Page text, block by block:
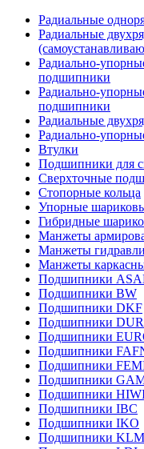
Радиальные
Радиальные
Радиально-
подшипники
Радиально-
подшипники
Радиальные
Радиально-
Втулки
Подшипники для
Сверхточные
Стопорные кольца
Упорные
Гибридные
Манжеты
Манжеты
Манжеты
Подшипники
Подшипники BW
Подшипники DKF
Подшипники
Подшипники
Подшипники
Подшипники
Подшипники
Подшипники
Подшипники IBC
Подшипники IKO
Подшипники KLM